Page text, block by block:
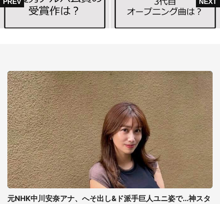
元NHK中川安奈アナ、へそ出し&ド派手巨人ユニ姿で...神スタ